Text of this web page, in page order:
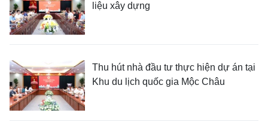
liệu xây dựng
Thu hút nhà đầu tư thực hiện dự án tại
Khu du lịch quốc gia Mộc Châu